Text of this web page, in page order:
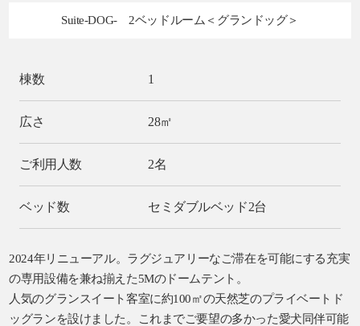
Suite-DOG- 2ベッドルーム＜グランドッグ＞
棟数 1
広さ 28㎡
ご利用人数 2名
ベッド数 セミダブルベッド2台
2024年リニューアル。ラグジュアリーなご滞在を可能にする充実
の専用設備を兼ね揃えた5Mのドームテント。
人気のグランスイート客室に約100㎡の天然芝のプライベートド
ッグランを設けました。これまでご要望の多かった愛犬同伴可能